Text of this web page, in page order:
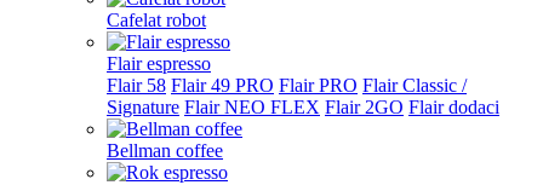
Cafelat robot
Flair espresso
Flair 58 Flair 49 PRO Flair PRO Flair Classic /
Signature Flair NEO FLEX Flair 2GO Flair dodaci
Bellman coffee